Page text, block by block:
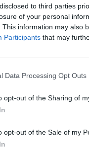
to third parties
of your personal
This information may also
Participants that may
Data Processing Opt Outs
opt-out of the Sharing of
opt-out of the Sale of my
keturis
tarybos